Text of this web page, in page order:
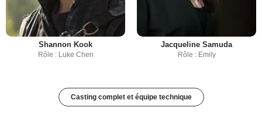
Shannon Kook
Rôle : Luke Chen
Jacqueline Samuda
Rôle : Emily
Casting complet et équipe technique